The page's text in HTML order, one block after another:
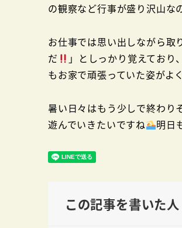
の観察など行事が盛り沢山な
お仕事では思い出しながら
だ
」としっかり覚えてお
もお家で頑張っていた姿がよ
暑い日々はもう少しで終わり
遊んでいきたいですね
明日
この記事を書いた人